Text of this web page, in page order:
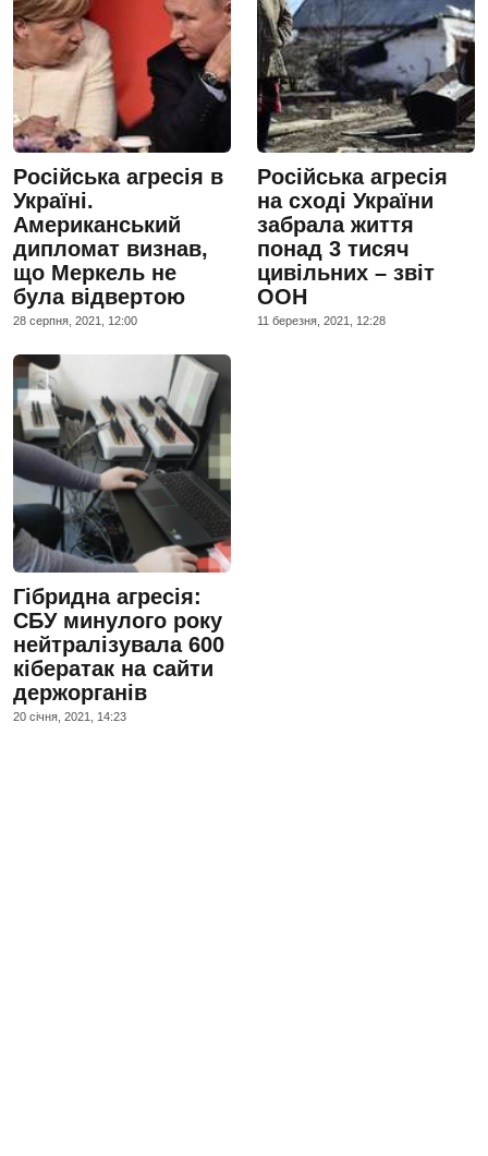
Російська агресія в
Україні.
Американський
дипломат визнав,
що Меркель не
була відвертою
28 серпня, 2021, 12:00
Російська агресія
на сході України
забрала життя
понад 3 тисяч
цивільних – звіт
ООН
11 березня, 2021, 12:28
Гібридна агресія:
СБУ минулого року
нейтралізувала 600
кібератак на сайти
держорганів
20 сiчня, 2021, 14:23